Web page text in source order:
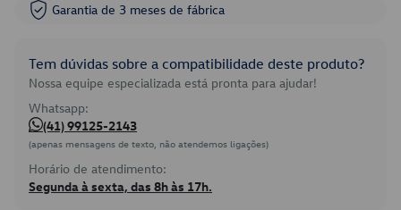
Garantia de 3 meses de fábrica
Tem dúvidas sobre a compatibilidade deste produto?
Nossa equipe especializada está pronta para ajudar!
Whatsapp:
(41) 99125-2143
(apenas mensagens de texto, não atendemos ligações)
Horário de atendimento:
Segunda à sexta, das 8h às 17h.